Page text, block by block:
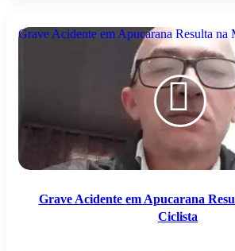
Grave Acidente em Apucarana Resulta na
Grave Acidente em Apucarana
Ciclista